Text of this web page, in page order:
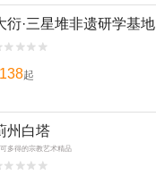
衍·三星堆非遗研学基地
138起
州白塔
多得的宗教艺术精品